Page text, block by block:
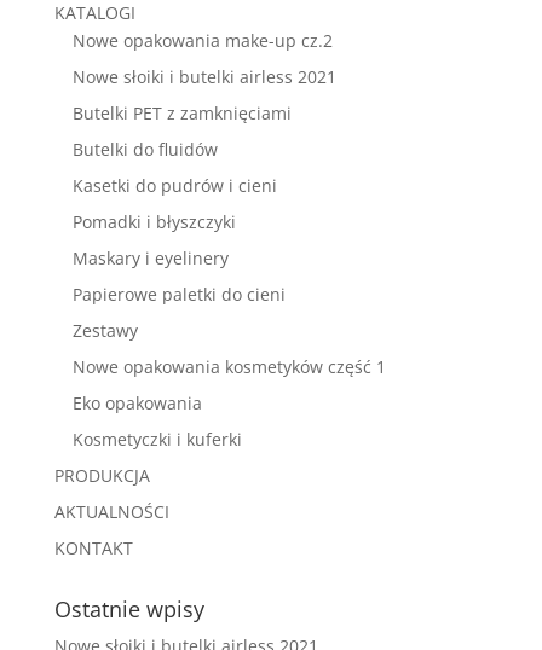
KATALOGI
Nowe opakowania make-up cz.2
Nowe słoiki i butelki airless 2021
Butelki PET z zamknięciami
Butelki do fluidów
Kasetki do pudrów i cieni
Pomadki i błyszczyki
Maskary i eyelinery
Papierowe paletki do cieni
Zestawy
Nowe opakowania kosmetyków część 1
Eko opakowania
Kosmetyczki i kuferki
PRODUKCJA
AKTUALNOŚCI
KONTAKT
Ostatnie wpisy